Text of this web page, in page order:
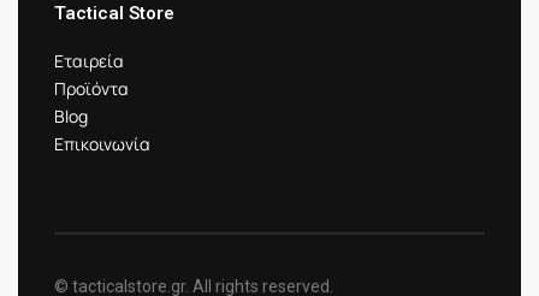
Tactical Store
Εταιρεία
Προϊόντα
Blog
Επικοινωνία
© tacticalstore.gr. All rights reserved.